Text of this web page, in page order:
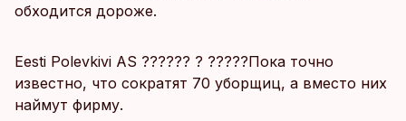
обходится дороже.
Eesti Polevkivi AS ?????? ? ?????Пока точно
известно, что сократят 70 уборщиц, а вместо них
наймут фирму.